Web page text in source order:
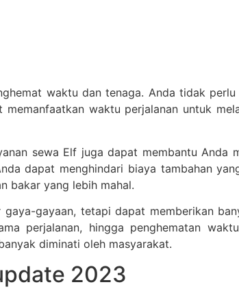
waktu dan tenaga. Anda tidak
waktu perjalanan untuk
sewa Elf juga dapat membantu Anda
dapat menghindari biaya tambahan
bakar yang lebih mahal.
gayaan, tetapi dapat memberikan
perjalanan, hingga penghematan
diminati oleh masyarakat.
2023